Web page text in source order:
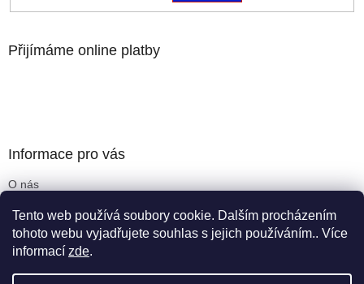
Tento web používá soubory cookie. Dalším procházením
tohoto webu vyjadřujete souhlas s jejich používáním.. Více
informací zde.
Přijímáme online platby
Informace pro vás
O nás
Podmínky ochrany osobních údajů